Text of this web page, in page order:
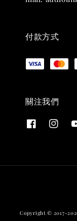
付款方式
關注我們
Copyright © 2017-